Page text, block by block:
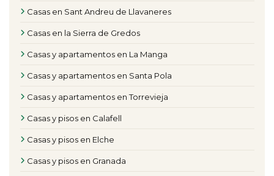
Casas en Sant Andreu de Llavaneres
Casas en la Sierra de Gredos
Casas y apartamentos en La Manga
Casas y apartamentos en Santa Pola
Casas y apartamentos en Torrevieja
Casas y pisos en Calafell
Casas y pisos en Elche
Casas y pisos en Granada